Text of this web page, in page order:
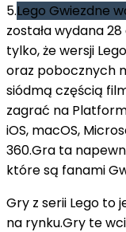
5.Lego Gwiezdne
została wydana
tylko, że wersji
oraz pobocznych
siódmą częścią
zagrać na
iOS, macOS,
360.Gra ta
które są fanami
Gry z serii Lego to
na rynku.Gry te